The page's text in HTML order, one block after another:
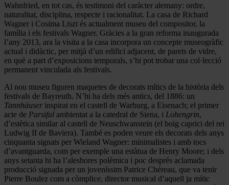
Wahnfried, en tot cas, és testimoni del caràcter alemany: ordre,
naturalitat, disciplina, respecte i racionalitat. La casa de Richard
Wagner i Cosima Liszt és actualment museu del compositor, la
família i els festivals Wagner. Gràcies a la gran reforma inaugurada
l’any 2013, ara la visita a la casa incorpora un concepte museogràfic
actual i didàctic, per mitjà d’un edifici adjacent, de parets de vidre,
en què a part d’exposicions temporals, s’hi pot trobar una col·lecció
permanent vinculada als festivals.
Al nou museu figuren maquetes de decorats mítics de la història dels
festivals de Bayreuth. N’hi ha dels més antics, del 1886: un
Tannhäuser inspirat en el castell de Warburg, a Eisenach; el primer
acte de Parsifal ambientat a la catedral de Siena, i Lohengrin,
d’estètica similar al castell de Neuschwanstein (el boig caprici del rei
Ludwig II de Baviera). També es poden veure els decorats dels anys
cinquanta signats per Wieland Wagner: minimalistes i amb tocs
d’avantguarda, com per exemple una estàtua de Henry Moore; i dels
anys setanta hi ha l’aleshores polèmica i poc després aclamada
producció signada per un joveníssim Patrice Chéreau, que va tenir
Pierre Boulez com a còmplice, director musical d’aquell ja mític